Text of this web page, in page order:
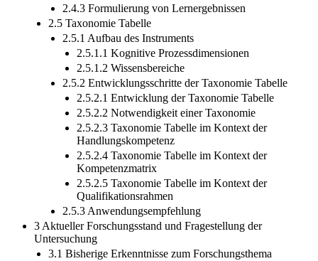
2.4.3 Formulierung von Lernergebnissen
2.5 Taxonomie Tabelle
2.5.1 Aufbau des Instruments
2.5.1.1 Kognitive Prozessdimensionen
2.5.1.2 Wissensbereiche
2.5.2 Entwicklungsschritte der Taxonomie Tabelle
2.5.2.1 Entwicklung der Taxonomie Tabelle
2.5.2.2 Notwendigkeit einer Taxonomie
2.5.2.3 Taxonomie Tabelle im Kontext der
Handlungskompetenz
2.5.2.4 Taxonomie Tabelle im Kontext der
Kompetenzmatrix
2.5.2.5 Taxonomie Tabelle im Kontext der
Qualifikationsrahmen
2.5.3 Anwendungsempfehlung
3 Aktueller Forschungsstand und Fragestellung der
Untersuchung
3.1 Bisherige Erkenntnisse zum Forschungsthema